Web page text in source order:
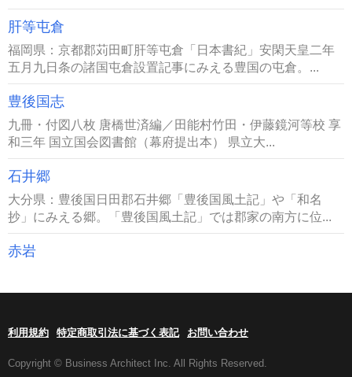
肝等屯倉
福岡県：京都郡苅田町肝等屯倉「日本書紀」安閑天皇二年
五月九日条の諸国屯倉設置記事にみえる豊国の屯倉。...
豊後国志
九冊・付図八枚 唐橋世済編／田能村竹田・伊藤鏡河等校 享
和三年 国立国会図書館（幕府提出本） 県立大...
石井郷
大分県：豊後国日田郡石井郷「豊後国風土記」や「和名
抄」にみえる郷。「豊後国風土記」では郡家の南方に位...
赤岩
利用規約 特定商取引法に基づく表記 お問い合わせ
Copyright © Business Architect Inc. All Rights Reserved.